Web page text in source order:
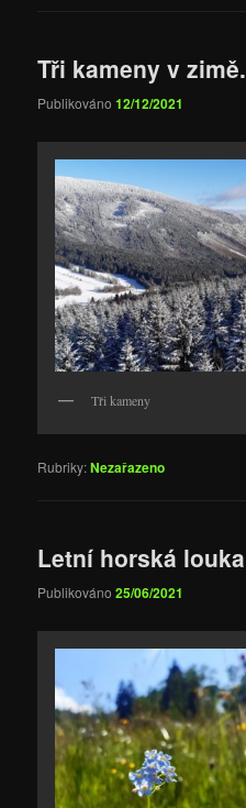
Tři kameny v zimě.
Publikováno12/12/2021
Tři kameny
Rubriky:Nezařazeno
Letní horská louka
Publikováno25/06/2021